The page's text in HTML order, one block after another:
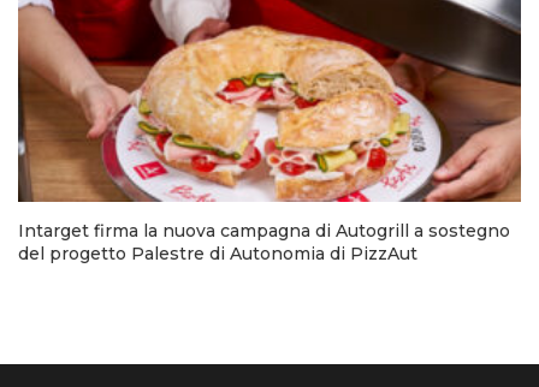
Intarget firma la nuova campagna di Autogrill a sostegno
del progetto Palestre di Autonomia di PizzAut